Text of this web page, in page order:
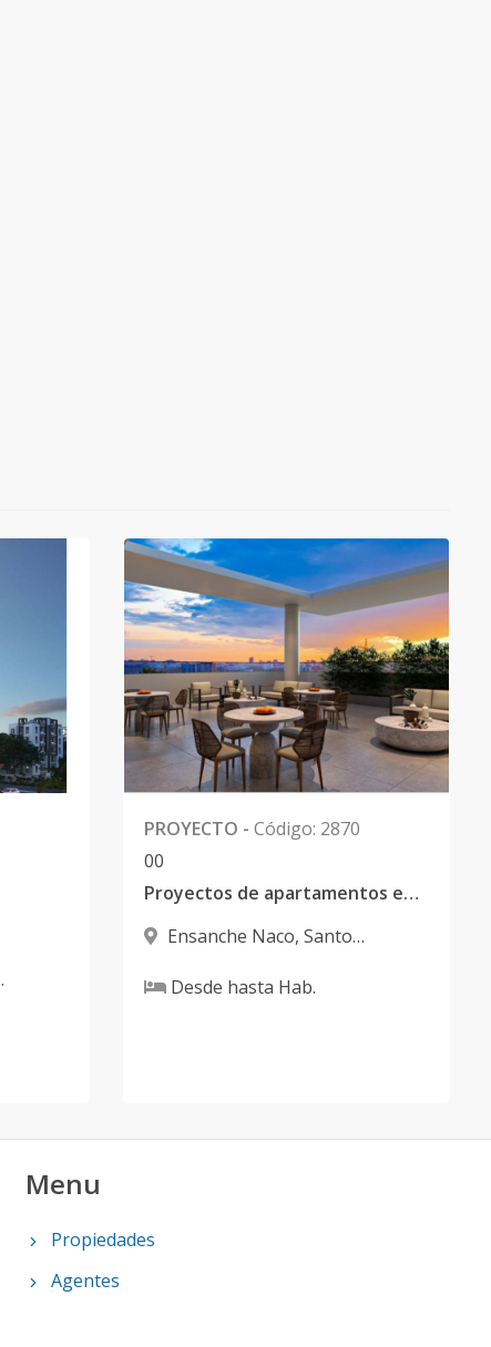
PROYECTO - Código: 2870
00
Proyectos de apartamentos en planos de 1 y 2 habitaciones en Naco
Ensanche Naco, Santo
Desde hasta Hab.
Menu
Propiedades
Agentes